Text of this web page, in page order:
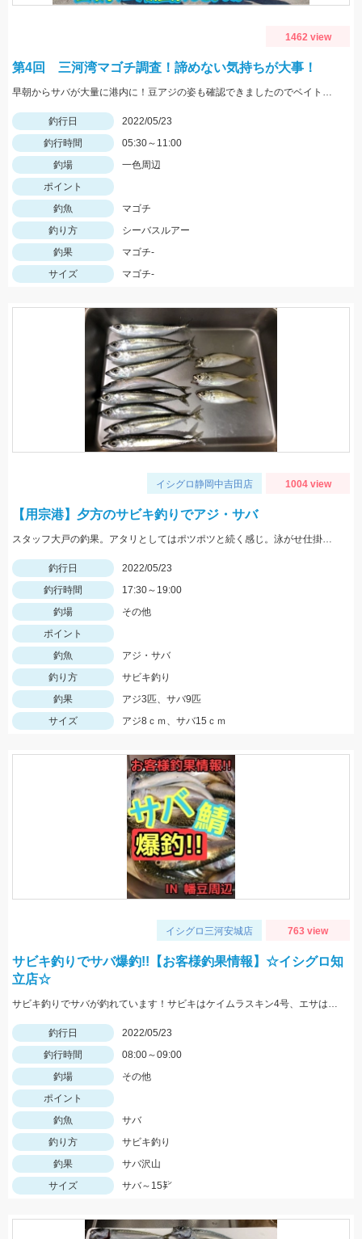
1462 view
第4回 三河湾マゴチ調査！諦めない気持ちが大事！
早朝からサバが大量に港内に！豆アジの姿も確認できましたのでベイトは大量ですね！
釣行日
2022/05/23
釣行時間
05:30～11:00
釣場
一色周辺
ポイント
釣魚
マゴチ
釣り方
シーバスルアー
釣果
マゴチ-
サイズ
マゴチ-
イシグロ静岡中吉田店 1004 view
【用宗港】夕方のサビキ釣りでアジ・サバ
スタッフ大戸の釣果。アタリとしてはポツポツと続く感じ。泳がせ仕掛で青物も狙えるかも。
釣行日
2022/05/23
釣行時間
17:30～19:00
釣場
その他
ポイント
釣魚
アジ・サバ
釣り方
サビキ釣り
釣果
アジ3匹、サバ9匹
サイズ
アジ8ｃｍ、サバ15ｃｍ
イシグロ三河安城店 763 view
サビキ釣りでサバ爆釣!!【お客様釣果情報】☆イシグロ知
立店☆
サビキ釣りでサバが釣れています！サビキはケイムラスキン4号、エサは冷凍アミエビを使用しました。
釣行日
2022/05/23
釣行時間
08:00～09:00
釣場
その他
ポイント
釣魚
サバ
釣り方
サビキ釣り
釣果
サバ沢山
サイズ
サバ～15㌢